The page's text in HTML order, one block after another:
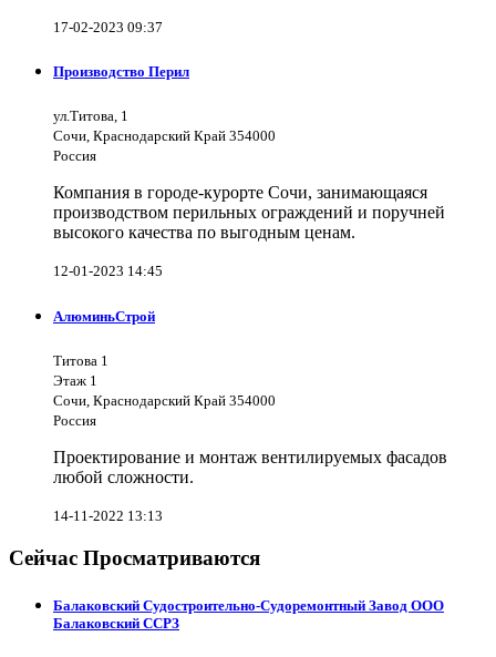
17-02-2023 09:37
Производство Перил
ул.Титова, 1
Сочи, Краснодарский Край 354000
Россия
Компания в городе-курорте Сочи, занимающаяся
производством перильных ограждений и поручней
высокого качества по выгодным ценам.
12-01-2023 14:45
АлюминьСтрой
Титова 1
Этаж 1
Сочи, Краснодарский Край 354000
Россия
Проектирование и монтаж вентилируемых фасадов
любой сложности.
14-11-2022 13:13
Сейчас Просматриваются
Балаковский Судостроительно-Судоремонтный Завод ООО
Балаковский ССРЗ